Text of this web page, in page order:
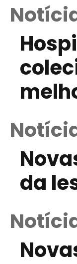
da